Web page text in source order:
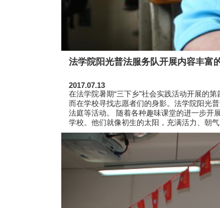
法学院阳光普法服务队开展内容丰富
2017.07.13
在法学院暑期“三下乡”社会实践活动开展的
而在学校寻找志愿者们的身影。法学院阳光
法庭等活动。 随着各种趣味课堂的进一步开
学校。他们就像初生的太阳，充满活力、朝